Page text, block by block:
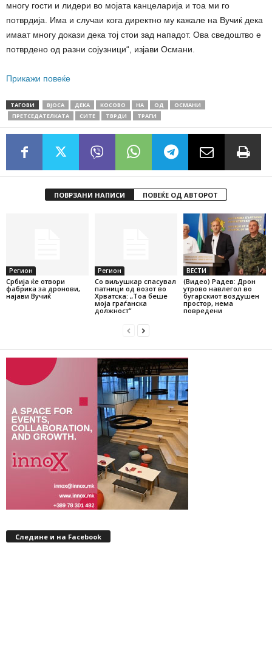
многу гости и лидери во мојата канцеларија и тоа ми го
потврдија. Има и случаи кога директно му кажале на Вучиќ дека
имаат многу докази дека тој стои зад нападот. Ова сведоштво е
потврдено од разни сојузници“, изјави Османи.
Прикажи повеќе
ТАГОВИ ВЈОСА ДЕКА КОСОВО НА ОД
ОСМАНИ
ПРЕТСЕДАТЕЛКАТА
СИТЕ ТВРДИ ТРАГИ
ПОВРЗАНИ НАПИСИ ПОВЕЌЕ ОД АВТОРОТ
Регион
Србија ќе отвори
фабрика за дронови,
најави Вучиќ
Регион
Со виљушкар спасувал
патници од возот во
Хрватска: „Тоа беше
моја граѓанска
должност“
ВЕСТИ
(Видео) Радев: Дрон
утрово навлегол во
бугарскиот воздушен
простор, нема
повредени
Следине и на Facebook